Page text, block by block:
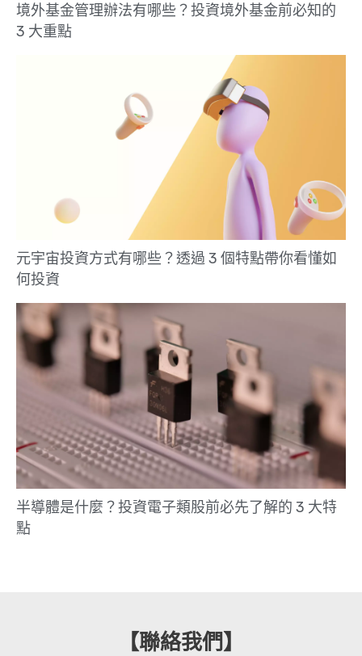
境外基金管理辦法有哪些？投資境外基金前必知的
3 大重點
元宇宙投資方式有哪些？透過 3 個特點帶你看懂如
何投資
半導體是什麼？投資電子類股前必先了解的 3 大特
點
【聯絡我們】